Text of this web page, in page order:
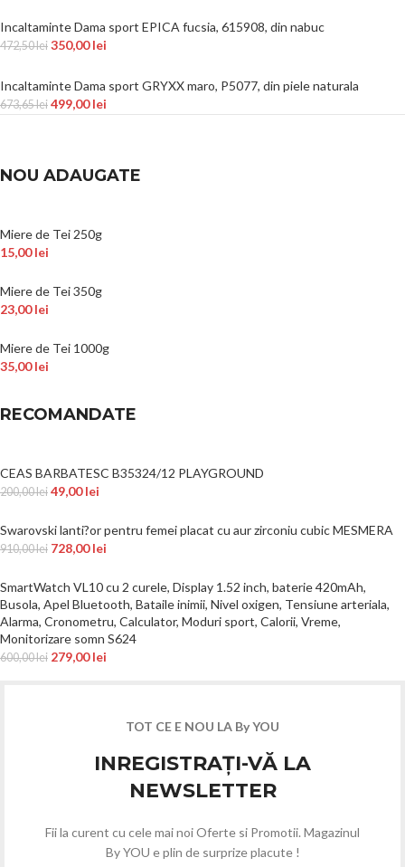
Incaltaminte Dama sport EPICA fucsia, 615908, din nabuc
472,50lei 350,00lei
Incaltaminte Dama sport GRYXX maro, P5077, din piele naturala
673,65lei 499,00lei
NOU ADAUGATE
Miere de Tei 250g
15,00lei
Miere de Tei 350g
23,00lei
Miere de Tei 1000g
35,00lei
RECOMANDATE
CEAS BARBATESC B35324/12 PLAYGROUND
200,00lei 49,00lei
Swarovski lanti?or pentru femei placat cu aur zirconiu cubic MESMERA
910,00lei 728,00lei
SmartWatch VL10 cu 2 curele, Display 1.52 inch, baterie 420mAh,
Busola, Apel Bluetooth, Bataile inimii, Nivel oxigen, Tensiune arteriala,
Alarma, Cronometru, Calculator, Moduri sport, Calorii, Vreme,
Monitorizare somn S624
600,00lei 279,00lei
TOT CE E NOU LA By YOU
INREGISTRAȚI-VĂ LA
NEWSLETTER
Fii la curent cu cele mai noi Oferte si Promotii. Magazinul
By YOU e plin de surprize placute !